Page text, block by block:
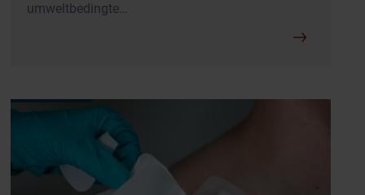
umweltbedingte…